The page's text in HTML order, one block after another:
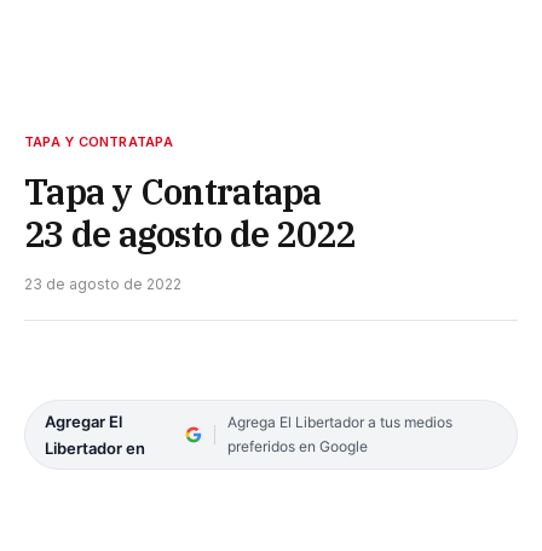
TAPA Y CONTRATAPA
Tapa y Contratapa
23 de agosto de 2022
23 de agosto de 2022
Agregar El
Libertador en
Agrega El Libertador a tus medios
preferidos en Google